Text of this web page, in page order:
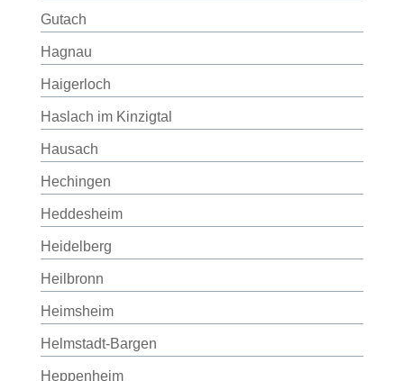
Gutach
Hagnau
Haigerloch
Haslach im Kinzigtal
Hausach
Hechingen
Heddesheim
Heidelberg
Heilbronn
Heimsheim
Helmstadt-Bargen
Heppenheim